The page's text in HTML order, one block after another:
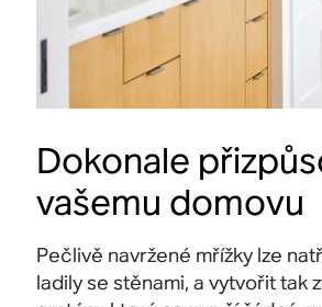
Dokonale
vašemu domovu
Pečlivě navržené mřížky lze
ladily se stěnami, a vytvořit tak